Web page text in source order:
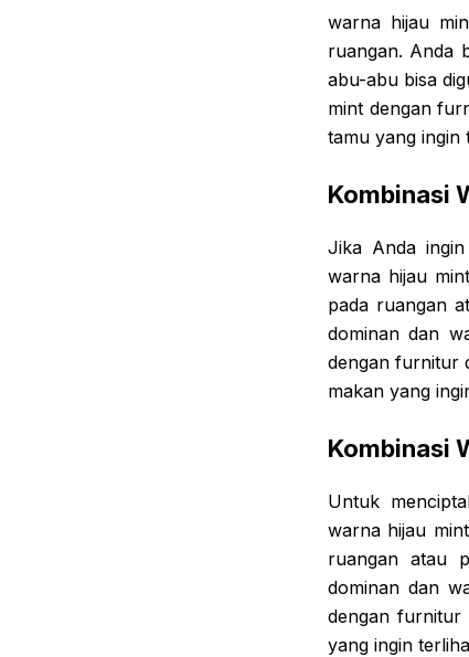
warna hijau
ruangan. Anda
abu-abu bisa
mint dengan
tamu yang ingin
Kombinasi
Jika Anda
warna hijau
pada ruangan
dominan dan
dengan furnitur
makan yang
Kombinasi
Untuk
warna hijau
ruangan atau
dominan dan
dengan furnitur
yang ingin